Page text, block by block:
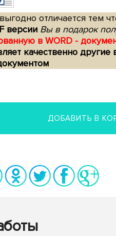
отличается тем
версии Вы в подарок
в WORD -
качественно
ДОБАВИТЬ В